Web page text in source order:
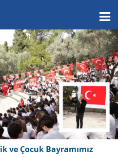
ve Çocuk Bayramımız